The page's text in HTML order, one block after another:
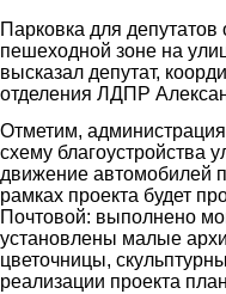
Парковка для
пешеходной зоне на
высказал депутат,
отделения ЛДПР
Отметим,
схему благоустройства
движение автомобилей
рамках проекта будет
Почтовой: выполнено
установлены малые
цветочницы,
реализации проекта